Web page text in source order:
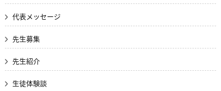
代表メッセージ
先生募集
先生紹介
生徒体験談